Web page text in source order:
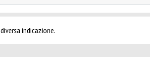
indicazione.